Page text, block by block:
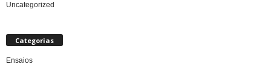
Uncategorized
Categorias
Ensaios